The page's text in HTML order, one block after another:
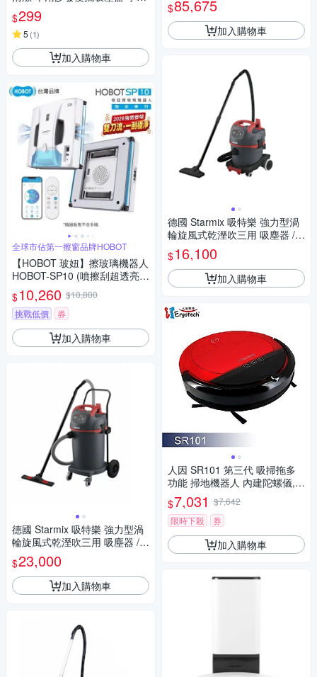
辦公清潔神器 迷你無線 USB充
電款
$299
5 (1)
加入購物車
全球市佔第一擦窗品牌HOBOT
【HOBOT 玻妞】擦玻璃機器人
HOBOT-SP10 (噴擦刮超透亮/
廣角雙側雙噴水/便攜式收納盒)
$10,260 $10,800
挑戰低價
券
加入購物車
德國 Starmix 吸特樂 強力型渦
輪旋風式乾溼吹三用 吸塵器 /台
NSG-1445
$23,000
加入購物車
FW
$85,675
加入購物車
德國 Starmix 吸特樂 強力型渦
輪旋風式乾溼吹三用 吸塵器 /台
NSG-1420
$16,100
加入購物車
人因 SR101 第三代 吸掃拖多
功能 掃地機器人 內建陀螺儀,具
有SLAM地圖清掃規劃功
$7,031 $7,642
限時下殺
券
加入購物車